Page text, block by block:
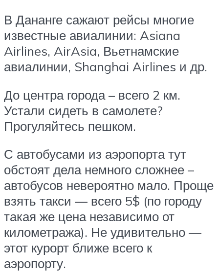
В Дананге сажают рейсы многие
известные авиалинии: Asiana
Airlines, AirAsia, Вьетнамские
авиалинии, Shanghai Airlines и др.
До центра города – всего 2 км.
Устали сидеть в самолете?
Прогуляйтесь пешком.
С автобусами из аэропорта тут
обстоят дела немного сложнее –
автобусов невероятно мало. Проще
взять такси — всего 5$ (по городу
такая же цена независимо от
километража). Не удивительно —
этот курорт ближе всего к
аэропорту.